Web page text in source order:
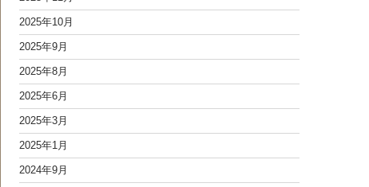
2025年10月
2025年9月
2025年8月
2025年6月
2025年3月
2025年1月
2024年9月